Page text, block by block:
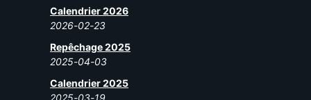
Calendrier 2026
2026-02-23
Repêchage 2025
2025-04-03
Calendrier 2025
2025-03-19